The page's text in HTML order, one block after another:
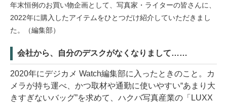
年末恒例のお買い物企画として、写真家・ライターの皆さんに、
2022年に購入したアイテムをひとつだけ紹介していただきまし
た。（編集部）
会社から、自分のデスクがなくなりまして……
2020年にデジカメ Watch編集部に入ったときのこと。カ
メラが持ち運べ、かつ取材や通勤に使いやすい“あまり大
きすぎないバッグ”を求めて、ハクバ写真産業の「LUXX